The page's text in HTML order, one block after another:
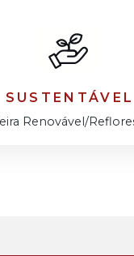
SUSTENTÁVEL
Renovável/